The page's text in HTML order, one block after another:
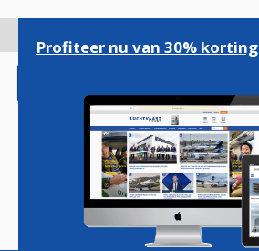
gaan
Magazine Podcasts
Profiteer nu van 30% korting